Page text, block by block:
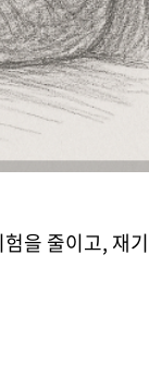
을 줄이고, 재기